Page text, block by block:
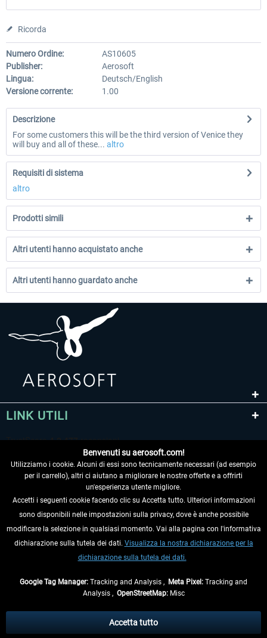
Ricorda
Numero Ordine:
AS10605
Publisher:
Aerosoft
Lingua:
Deutsch/English
Versione corrente:
1.00
Descrizione
For some customers this will be the third version of Venice they
will buy and all of these... altro
Requisiti di sistema
altro
Prodotti simili
Altri utenti hanno acquistato anche
Altri utenti hanno guardato anche
LINK UTILI
RECEDERE DAL CONTRATTO
INFORMAZIONI
eventualmente le spese di spedizione, se non diversamente descritto.
** Riguarda le spedizioni al di fuori della Germania, i tempi di consegna per le
Benvenuti su aerosoft.com!
Utilizziamo i cookie. Alcuni di essi sono tecnicamente necessari (ad esempio
per il carrello), altri ci aiutano a migliorare le nostre offerte e a offrirti
un'esperienza utente migliore.
Accetti i seguenti cookie facendo clic su Accetta tutto. Ulteriori informazioni
sono disponibili nelle impostazioni sulla privacy, dove è anche possibile
modificare la selezione in qualsiasi momento. Vai alla pagina con l'informativa
dichiarazione sulla tutela dei dati. Visualizza la nostra dichiarazione per la
dichiarazione sulla tutela dei dati.
Google Tag Manager: Tracking and Analysis , Meta Pixel: Tracking and
Analysis , OpenStreetMap:Misc
Accetta tutto